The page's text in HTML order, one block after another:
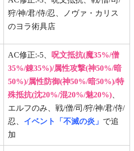
狩/神/君/侍/忍、ノヴァ・カリス
のヨラ術具店
AC修正:-5、
呪文抵抗(魔35%/僧
35%/錬35%)/属性攻撃(神50%/暗
50%)/属性防御(神50%/暗50%)/特
殊抵抗(沈20%/混20%/魅20%)
エルフのみ、戦/僧/司/狩/神/君/侍/
忍、 イベント「不滅の炎」 で追
加